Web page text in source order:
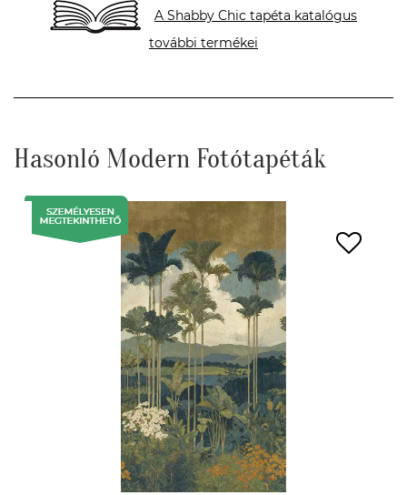
A Shabby Chic tapéta katalógus
további termékei
Hasonló Modern Fotótapéták